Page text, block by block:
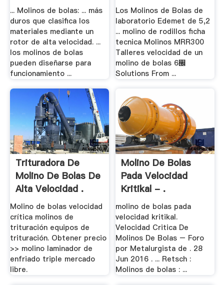
... Molinos de bolas: ... más
duros que clasifica los
materiales mediante un
rotor de alta velocidad. ...
los molinos de bolas
pueden diseñarse para
funcionamiento ...
Los Molinos de Bolas de
laboratorio Edemet de 5,2
... molino de rodillos ficha
tecnica Molinos MRR300
Talleres velocidad de un
molino de bolas 6࡬
Solutions From ...
Trituradora De
Molino De Bolas De
Alta Velocidad .
Molino de bolas velocidad
crítica molinos de
trituración equipos de
trituración. Obtener precio
>> molino laminador de
enfriado triple mercado
libre.
Molino De Bolas
Pada Velocidad
Kritikal - .
molino de bolas pada
velocidad kritikal.
Velocidad Critica De
Molinos De Bolas – Foro
por Metalurgista de . 28
Jun 2016 . ... Retsch :
Molinos de bolas : ...